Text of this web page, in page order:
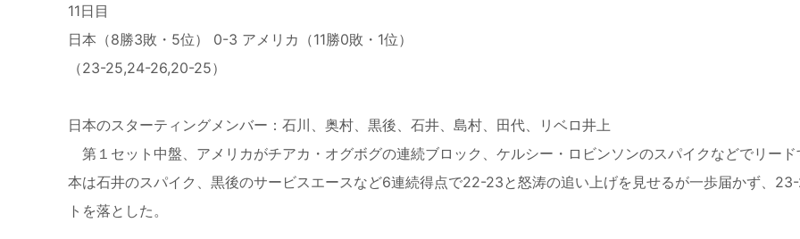
11日目
日本（8勝3敗・5位） 0-3 アメリカ（11勝0敗・1位）
（23-25,24-26,20-25）
日本のスターティングメンバー：石川、奥村、黒後、石井、島村、田代、リベロ井上
第１セット中盤、アメリカがチアカ・オグボグの連続ブロック、ケルシー・ロビンソンのスパイクなどでリー
本は石井のスパイク、黒後のサービスエースなど6連続得点で22-23と怒涛の追い上げを見せるが一歩届かず、
トを落とした。